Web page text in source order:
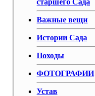
старшего Сада
Важные вещи
Истории Сада
Походы
ФОТОГРАФИИ
Устав